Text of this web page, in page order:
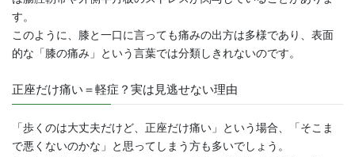
す。
このように、膝と一口に言っても痛みの出方は多様であり、表面
的な「膝の痛み」という言葉では分類しきれないのです。
正座だけ痛い＝軽症？実は見逃せない理由
「歩くのは大丈夫だけど、正座だけ痛い」という場合、「そこま
で悪くないのかな」と思ってしまう方も多いでしょう。